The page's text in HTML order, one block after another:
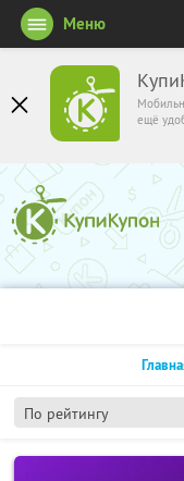
ещё
Меню
По рейтингу